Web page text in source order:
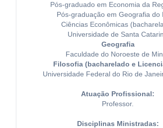
Pós-graduado em Economia da
Pós-graduação em Geografia do
Ciências Econômicas
Universidade de Santa
Geografia
Faculdade do Noroeste de
Filosofia (bacharelado e
Universidade Federal do Rio de
Atuação Profissional:
Professor.
Disciplinas Ministradas: